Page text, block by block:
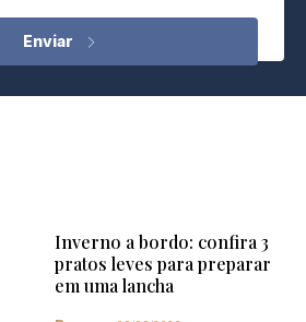
Inverno a bordo: confira 3
pratos leves para preparar
em uma lancha